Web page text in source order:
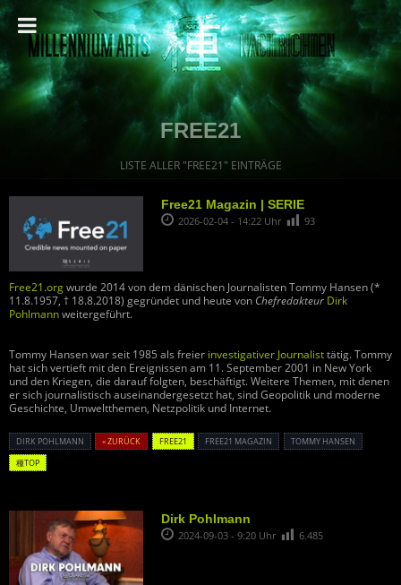
FREE21
LISTE ALLER "FREE21" EINTRÄGE
Free21 Magazin | SERIE
2026-02-04 - 14:22 Uhr 93
Free21.orgwurde 2014 von dem dänischen Journalisten Tommy Hansen (*
11.8.1957, † 18.8.2018) gegründet und heute von Chefredakteur Dirk
Pohlmannweitergeführt.
Tommy Hansen war seit 1985 als freier investigativer Journalisttätig. Tommy
hat sich vertieft mit den Ereignissen am 11. September 2001 in New York
und den Kriegen, die darauf folgten, beschäftigt. Weitere Themen, mit denen
er sich journalistisch auseinandergesetzt hat, sind Geopolitik und moderne
Geschichte, Umweltthemen, Netzpolitik und Internet.
DIRK POHLMANN « ZURÜCK FREE21 FREE21 MAGAZIN
TOMMY HANSEN
種TOP
Dirk Pohlmann
2024-09-03 - 9:20 Uhr 6.485